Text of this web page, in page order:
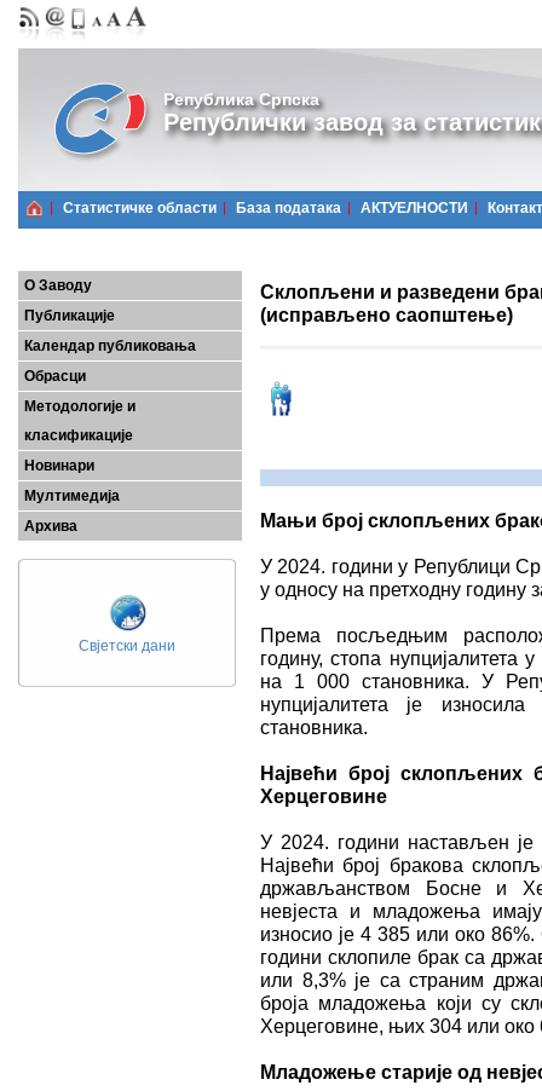
Република Српска
Републички завод за
Статистичке области Базa података АКТУЕЛНОСТИ Контакт
О Заводу
Публикације
Календар публиковања
Обрасци
Методологије и
класификације
Новинари
Мултимедија
Архива
Свјетски дани
Склопљени и разведени
(исправљено саопштење)
Мањи број склопљених
У 2024. години у Републици
у односу на претходну
Према посљедњим
годину, стопа
на 1 000 становника. У
нупцијалитета је
становника.
Највећи број
Херцеговине
У 2024. години настављен је
Највећи број бракова
држављанством Босне и
невјеста и младожења
износио је 4 385 или око 86%.
години склопиле брак са
или 8,3% је са страним
броја младожења који су
Херцеговине, њих 304 или
Младожење старије од